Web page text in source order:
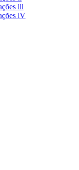
lll
lV